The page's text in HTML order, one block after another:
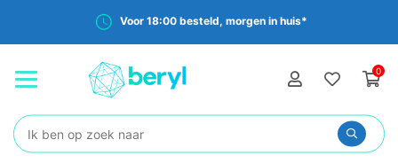
Voor 18:00 besteld, morgen in huis*
0
Zoeken: